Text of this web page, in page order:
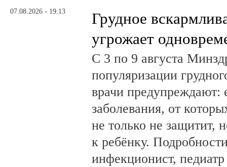
07.08.2026 - 19:13
Грудное
угрожает
С 3 по 9 августа
популяризации
врачи предупреждают:
заболевания, от
не только не защитит,
к ребёнку.
инфекционист,